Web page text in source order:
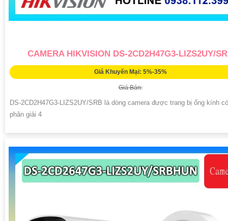
CAMERA HIKVISION DS-2CD2H47G3-LIZS2UY/
Giá Khuyến Mại: 5%-35%
Giá Bán:
DS-2CD2H47G3-LIZS2UY/SRB là dòng camera được trang bị ống kính
phân giải 4